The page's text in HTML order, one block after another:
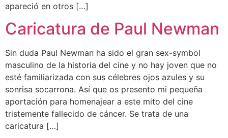
apareció en otros […]
Caricatura de Paul Newman
Sin duda Paul Newman ha sido el gran sex-symbol
masculino de la historia del cine y no hay joven que no
esté familiarizada con sus célebres ojos azules y su
sonrisa socarrona. Así que os presento mi pequeña
aportación para homenajear a este mito del cine
tristemente fallecido de cáncer. Se trata de una
caricatura […]